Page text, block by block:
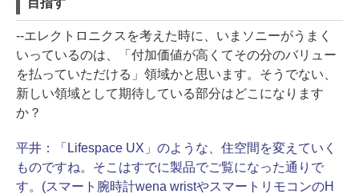
目指す
--エレクトロニクスを考えた時に、いまソニーがうまく
いっているのは、「付加価値が高くてその分のバリュー
を払っていただける」領域かと思います。そうでない、
新しい領域として期待している部分はどこになります
か？
平井：
「Lifespace UX」のような、住空間を変えていく
ものですね。そこはすでに製品でご覧になった通りで
す。(スマート腕時計wena wristやスマートリモコンのH